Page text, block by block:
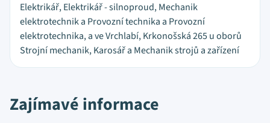
Elektrikář, Elektrikář - silnoproud, Mechanik
elektrotechnik a Provozní technika a Provozní
elektrotechnika, a ve Vrchlabí, Krkonošská 265 u oborů
Strojní mechanik, Karosář a Mechanik strojů a zařízení
Zajímavé informace